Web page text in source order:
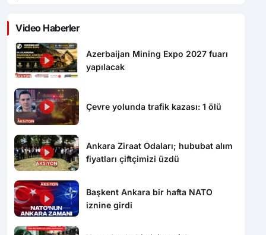
Video Haberler
Azerbaijan Mining Expo 2027 fuarı
yapılacak
Çevre yolunda trafik kazası: 1 ölü
Ankara Ziraat Odaları; hububat alım
fiyatları çiftçimizi üzdü
Başkent Ankara bir hafta NATO
iznine girdi